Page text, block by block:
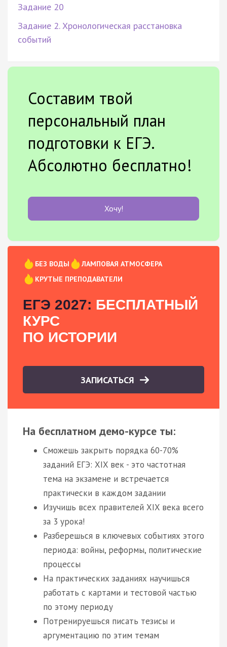
Задание 20
Задание 2. Хронологическая расстановка
событий
Составим твой
персональный план
подготовки к ЕГЭ.
Абсолютно бесплатно!
Хочу!
БЕЗ ВОДЫ
ЛАМПОВАЯ АТМОСФЕРА
КРУТЫЕ ПРЕПОДАВАТЕЛИ
ЕГЭ 2027: БЕСПЛАТНЫЙ
КУРС
ПО ИСТОРИИ
ЗАПИСАТЬСЯ
На бесплатном демо-курсе ты:
Сможешь закрыть порядка 60-70%
заданий ЕГЭ: XIX век - это частотная
тема на экзамене и встречается
практически в каждом задании
Изучишь всех правителей XIX века всего
за 3 урока!
Разберешься в ключевых событиях этого
периода: войны, реформы, политические
процессы
На практических заданиях научишься
работать с картами и тестовой частью
по этому периоду
Потренируешься писать тезисы и
аргументацию по этим темам